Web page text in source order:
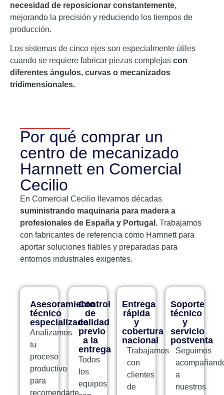
necesidad de reposicionar constantemente,
mejorando la precisión y reduciendo los tiempos de
producción.
Los sistemas de cinco ejes son especialmente útiles
cuando se requiere fabricar piezas complejas con
diferentes ángulos, curvas o mecanizados
tridimensionales.
Por qué comprar un
centro de mecanizado
Harnnett en Comercial
Cecilio
En Comercial Cecilio llevamos décadas
suministrando maquinaria para madera a
profesionales de España y Portugal. Trabajamos
con fabricantes de referencia como Harnnett para
aportar soluciones fiables y preparadas para
entornos industriales exigentes.
Asesoramiento
técnico
especializado
Analizamos
tu
proceso
productivo
para
recomendarte
Control
de
calidad
previo
a la
entrega
Todos
los
equipos
Entrega
rápida
y
cobertura
nacional
Trabajamos
con
clientes
de
Soporte
técnico
y
servicio
postventa
Seguimos
a
nuestros